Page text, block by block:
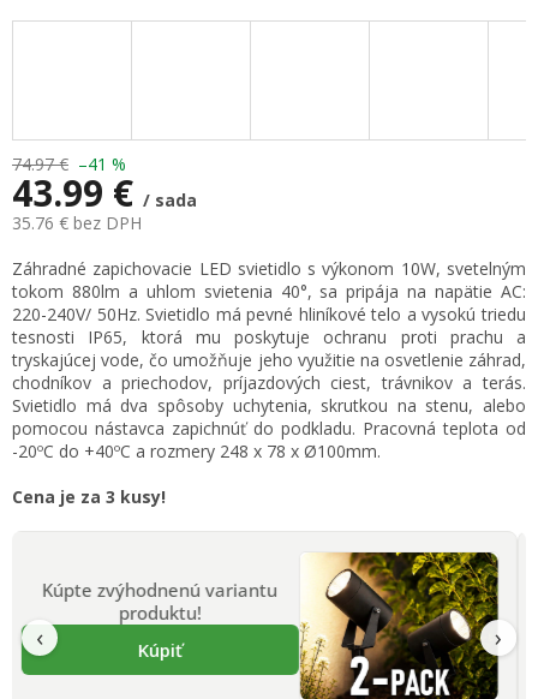
74.97 € –41 %
43.99 € / sada
35.76 € bez DPH
Jednotková
cena:
Záhradné zapichovacie LED svietidlo s výkonom 10W, svetelným
tokom 880lm a uhlom svietenia 40°, sa pripája na napätie AC:
220-240V/ 50Hz. Svietidlo má pevné hliníkové telo a vysokú triedu
tesnosti IP65, ktorá mu poskytuje ochranu proti prachu a
tryskajúcej vode, čo umožňuje jeho využitie na osvetlenie záhrad,
chodníkov a priechodov, príjazdových ciest, trávnikov a terás.
Svietidlo má dva spôsoby uchytenia, skrutkou na stenu, alebo
pomocou nástavca zapichnúť do podkladu. Pracovná teplota od
-20ºC do +40ºC a rozmery 248 x 78 x Ø100mm.
Cena je za 3 kusy!
Kúpte zvýhodnenú variantu
produktu!
Kúpiť
‹ ›